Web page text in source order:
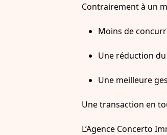
Contrairement à un
Moins de
Une réduction
Une meilleure
Une transaction en
L’Agence Concerto